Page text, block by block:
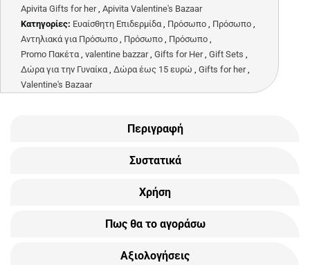
Apivita Gifts for her, Apivita Valentine's Bazaar
Κατηγορίες: Ευαίσθητη Επιδερμίδα, Πρόσωπο , Πρόσωπο ,
Αντηλιακά για Πρόσωπο , Πρόσωπο , Πρόσωπο ,
Promo Πακέτα, valentine bazzar, Gifts for Her, Gift Sets ,
Δώρα για την Γυναίκα, Δώρα έως 15 ευρώ , Gifts for her,
Valentine's Bazaar
Περιγραφή
Συστατικά
Χρήση
Πως θα το αγοράσω
Αξιολογήσεις